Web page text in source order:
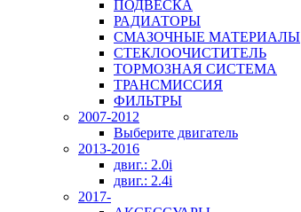
ПОДВЕСКА
РАДИАТОРЫ
СМАЗОЧНЫЕ МАТЕРИАЛЫ
СТЕКЛООЧИСТИТЕЛЬ
ТОРМОЗНАЯ СИСТЕМА
ТРАНСМИССИЯ
ФИЛЬТРЫ
2007-2012
Выберите двигатель
2013-2016
двиг.: 2.0i
двиг.: 2.4i
2017-